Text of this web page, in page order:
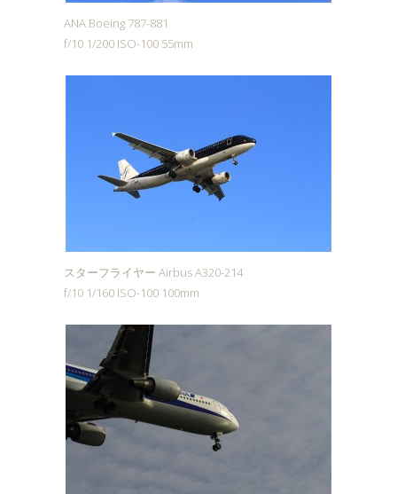
ANA Boeing 787-881
f/10 1/200 ISO-100 55mm
スターフライヤー Airbus A320-214
f/10 1/160 ISO-100 100mm